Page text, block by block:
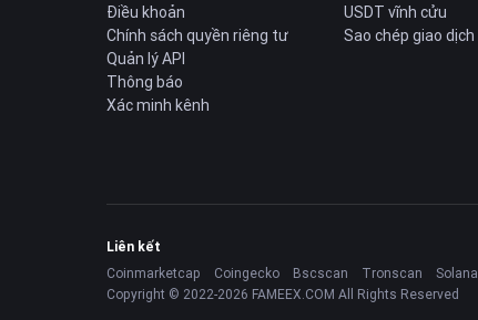
Điều khoản
Chính sách quyền riêng tư
Quản lý API
Thông báo
Xác minh kênh
USDT vĩnh cửu
Sao chép giao
Liên kết
Coinmarketcap
Coingecko Bscscan Tronscan Solana
Copyright © 2022-2026 FAMEEX.COM All Rights Reserved